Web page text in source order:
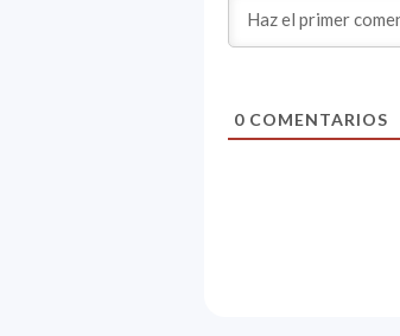
0 COMENTARIOS